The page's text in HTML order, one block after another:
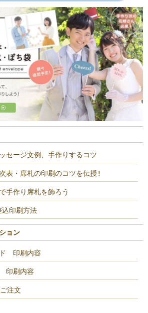
セージ文例、手作りするコツ
表・席札の印刷のコツを伝授!
手作り席札を飾ろう
印刷方法
ョン
印刷内容
印刷内容
注文